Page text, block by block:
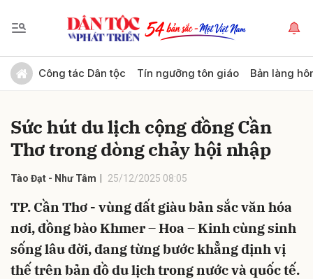
Công tác Dân tộc Tín ngưỡng tôn giáo Bản làng
Sức hút du lịch cộng đồng Cần
Thơ trong dòng chảy hội nhập
Tào Đạt - Như Tâm 25/12/2025 08:05
TP. Cần Thơ - vùng đất giàu bản sắc văn hóa
nơi, đồng bào Khmer – Hoa – Kinh cùng sinh
sống lâu đời, đang từng bước khẳng định vị
thế trên bản đồ du lịch trong nước và quốc tế.
Gửi bình luận
Hủy Gửi